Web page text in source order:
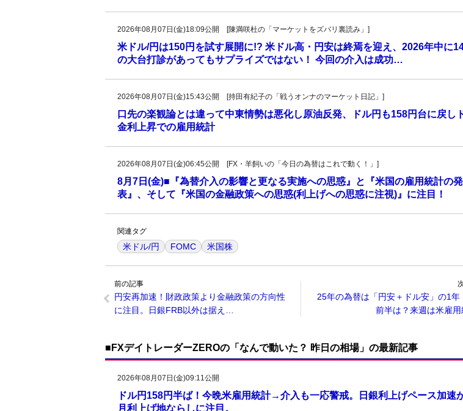
2026年08月07日(金)18:09公開 [陳満咲杜の「マーケットをズバリ裏読み」]
米ドル/円は150円を試す展開に!? 米ドル高・円安は終焉を迎え、2026年中に
の大台打診があってもサプライズではない！ 今回の介入は成功…
2026年08月07日(金)15:43公開 [持田有紀子の「戦うオンナのマーケット日記」]
口先の楽観論とは違って中東情勢は悪化し原油反発、ドル円も158円台に戻し
金利上昇での雇用統計
2026年08月07日(金)06:45公開 [FX・羊飼いの「今日の為替はこれで動く！」]
8月7日(金)■『為替介入の影響と更なる実施への思惑』と『米国の雇用統計の発
表』、そして『米国の金融政策への思惑(利上げへの思惑に注視)』に注目！
関連タグ
米ドル/円 FOMC 米国株
前の記事
円安再加速！財政政策より金融政策の方向性
に注目。日銀FRB以外は据え…
25年の為替は「円安＋ドル安」の1年
前半は？来週は米雇用
■FXデイトレーダーZEROの「なんで動いた？ 昨日の相場」の最新記事
2026年08月07日(金)09:11公開
ドル円158円半ば！今晩米雇用統計→介入も一応警戒。日銀利上げペース加速
月利上げ地ならしに注目。